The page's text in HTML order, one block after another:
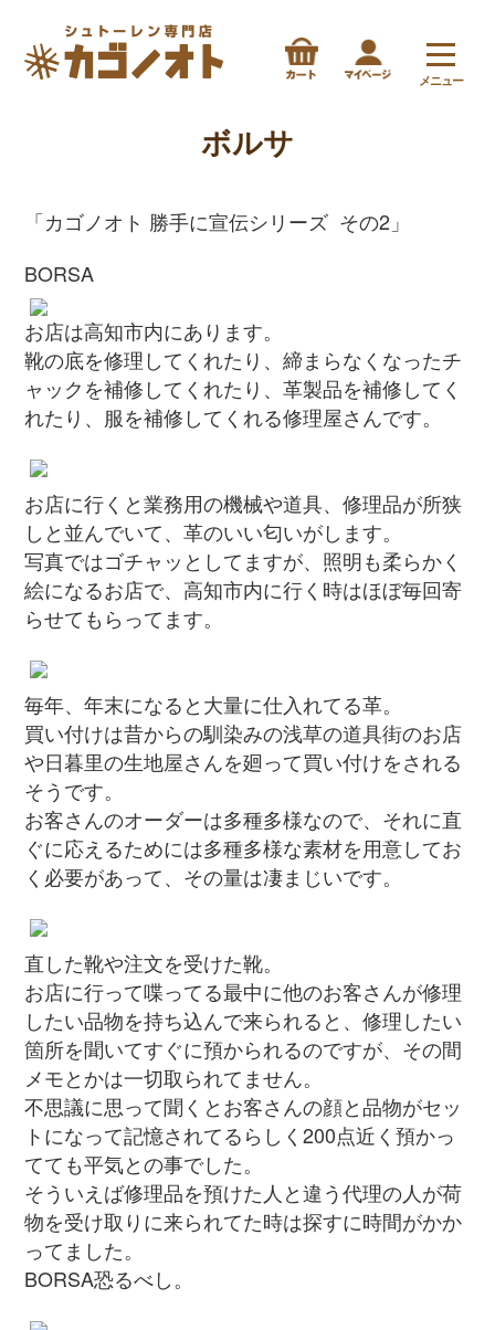
メニュー
ボルサ
「カゴノオト 勝手に宣伝シリーズ その2」
BORSA
お店は高知市内にあります。
靴の底を修理してくれたり、締まらなくなったチ
ャックを補修してくれたり、革製品を補修してく
れたり、服を補修してくれる修理屋さんです。
お店に行くと業務用の機械や道具、修理品が所狭
しと並んでいて、革のいい匂いがします。
写真ではゴチャッとしてますが、照明も柔らかく
絵になるお店で、高知市内に行く時はほぼ毎回寄
らせてもらってます。
毎年、年末になると大量に仕入れてる革。
買い付けは昔からの馴染みの浅草の道具街のお店
や日暮里の生地屋さんを廻って買い付けをされる
そうです。
お客さんのオーダーは多種多様なので、それに直
ぐに応えるためには多種多様な素材を用意してお
く必要があって、その量は凄まじいです。
直した靴や注文を受けた靴。
お店に行って喋ってる最中に他のお客さんが修理
したい品物を持ち込んで来られると、修理したい
箇所を聞いてすぐに預かられるのですが、その間
メモとかは一切取られてません。
不思議に思って聞くとお客さんの顔と品物がセッ
トになって記憶されてるらしく200点近く預かっ
てても平気との事でした。
そういえば修理品を預けた人と違う代理の人が荷
物を受け取りに来られてた時は探すに時間がかか
ってました。
BORSA恐るべし。